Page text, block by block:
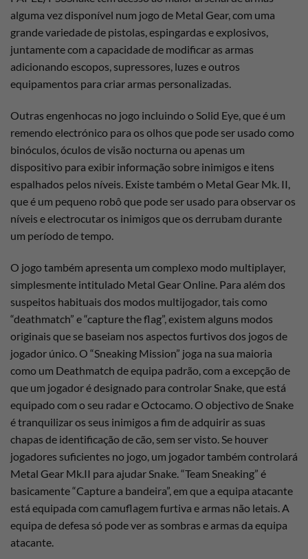
alguma vez disponível num jogo de Metal Gear, com uma
grande variedade de pistolas, espingardas e explosivos,
juntamente com a capacidade de modificar as armas
adicionando escopos, supressores, luzes e outros
equipamentos para criar armas personalizadas.
Outras engenhocas no jogo incluindo o Solid Eye, que é um
remendo electrónico para os olhos que pode ser usado como
binóculos, óculos de visão nocturna ou apenas um
dispositivo para exibir informação sobre inimigos e itens
espalhados pelos níveis. Existe também o Metal Gear Mk. II,
que é um pequeno robô que pode ser usado para observar os
níveis e electrocutar os inimigos que os derrubam durante
um período de tempo.
O jogo também apresenta um complexo modo multiplayer,
simplesmente intitulado Metal Gear Online. Para além dos
suspeitos habituais dos modos multijogador, tais como
“deathmatch” e “capture the flag”, existem alguns modos
originais que se baseiam nos aspectos furtivos dos jogos de
jogador único. O “Sneaking Mission” joga na sua maioria
como um Deathmatch de equipa padrão, com a excepção de
que um jogador é designado para controlar Snake, que está
equipado com o seu radar e Octocamo. O objectivo de Snake
é tranquilizar os seus inimigos a fim de adquirir as suas
chapas de identificação de cão, sem ser visto. Se houver
jogadores suficientes no jogo, um jogador também controlará
Metal Gear Mk.II para ajudar Snake. “Team Sneaking” é
basicamente “Capture a bandeira”, em que a equipa atacante
está equipada com camuflagem furtiva e armas não letais. A
equipa de defesa só pode ver as sombras e armas da equipa
atacante.